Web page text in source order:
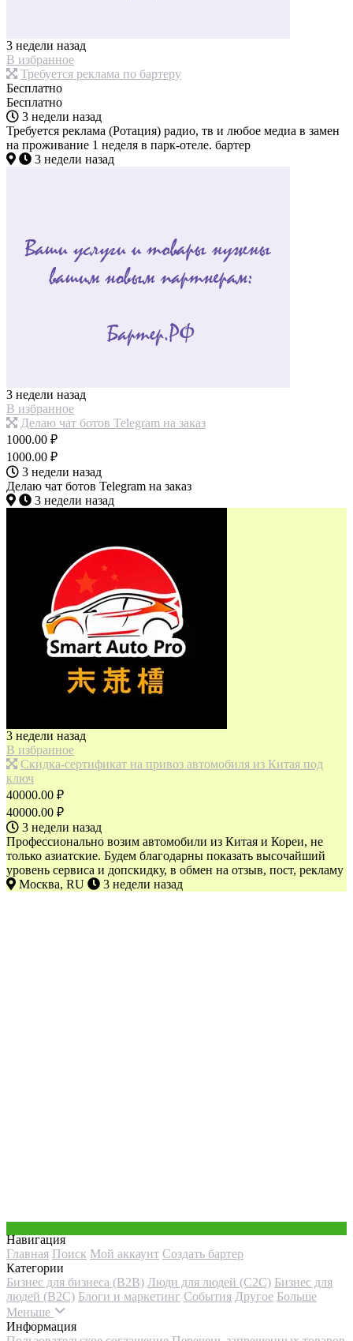
3 недели назад
В избранное
Требуется реклама по бартеру
Бесплатно
Бесплатно
3 недели назад
Требуется реклама (Ротация) радио, тв и любое медиа в замен
на проживание 1 неделя в парк-отеле. бартер
3 недели назад
3 недели назад
В избранное
Делаю чат ботов Telegram на заказ
1000.00 ₽
1000.00 ₽
3 недели назад
Делаю чат ботов Telegram на заказ
3 недели назад
3 недели назад
В избранное
Скидка-сертификат на привоз автомобиля из Китая под
ключ
40000.00 ₽
40000.00 ₽
3 недели назад
Профессионально возим автомобили из Китая и Кореи, не
только азиатские. Будем благодарны показать высочайший
уровень сервиса и допскидку, в обмен на отзыв, пост, рекламу
Москва, RU
3 недели назад
Навигация
Главная Поиск Мой аккаунт Создать бартер
Категории
Бизнес для бизнеса (B2B) Люди для людей (С2С) Бизнес для
людей (B2C) Блоги и маркетинг События Другое Больше
Меньше
Информация